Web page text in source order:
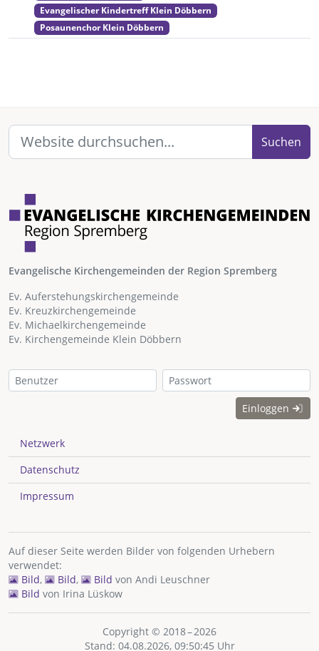
Evangelischer Kindertreff Klein Döbbern
Posaunenchor Klein Döbbern
Suchen
Evangelische Kirchengemeinden der Region Spremberg
Ev. Auferstehungskirchengemeinde
Ev. Kreuzkirchengemeinde
Ev. Michaelkirchengemeinde
Ev. Kirchengemeinde Klein Döbbern
Einloggen
Netzwerk
Datenschutz
Impressum
Auf dieser Seite werden Bilder von folgenden Urhebern
verwendet:
Bild, Bild, Bild von Andi Leuschner
Bild von Irina Lüskow
Copyright © 2018 – 2026
Stand: 04.08.2026, 09:50:45 Uhr